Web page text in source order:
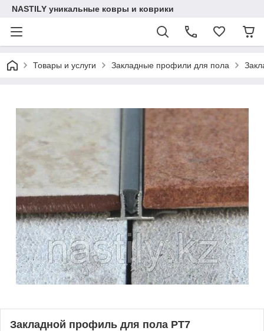
NASTILY уникальные ковры и коврики
Товары и услуги Закладные профили для пола
Закладной профиль для пола PT7